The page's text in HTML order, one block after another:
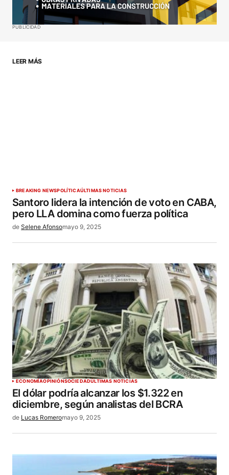
PUBLICIDAD
LEER MÁS
BREAKING NEWSPOLÍTICAÚLTIMAS NOTICIAS
Santoro lidera la intención de voto en CABA,
pero LLA domina como fuerza política
de Selene Afonsomayo 9, 2025
ECONOMÍAOPINIÓNSOCIEDADÚLTIMAS NOTICIAS
El dólar podría alcanzar los $1.322 en
diciembre, según analistas del BCRA
de Lucas Romeromayo 9, 2025